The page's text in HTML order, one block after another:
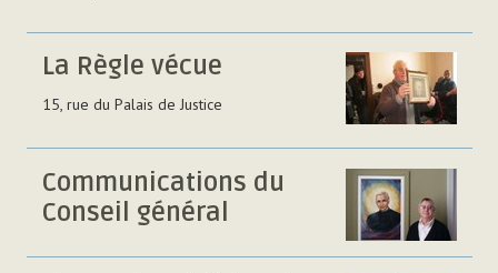
La Règle vécue
15, rue du Palais de Justice
Communications du
Conseil général